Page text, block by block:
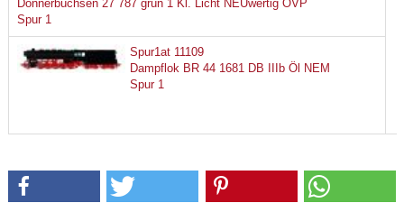
Donnerbüchsen 27 787 grün 1 Kl. Licht NEUwertig OVP
Spur 1
Spur1at 11109
Dampflok BR 44 1681 DB IIIb Öl NEM
Spur 1